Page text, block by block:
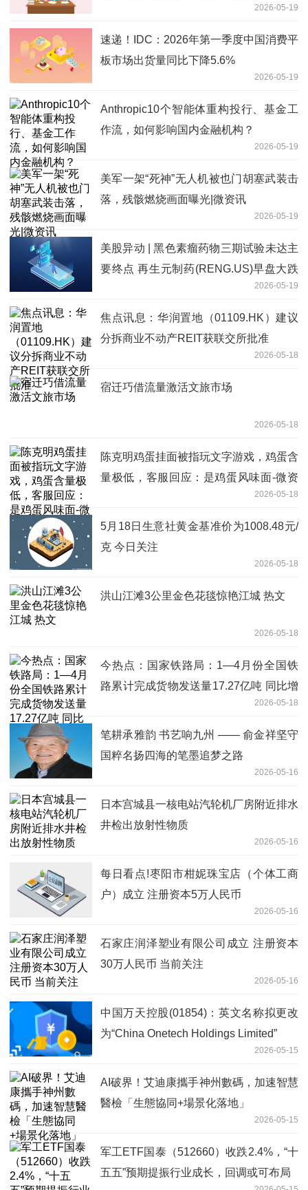
2026-05-19
速递！IDC：2026年第一季度中国消费平
板市场出货量同比下降5.6%
2026-05-19
Anthropic10个智能体重构投行、基金工
作流，如何影响国内金融机构？
2026-05-19
美军一架“死神”无人机被也门胡塞武装击
落，残骸燃烧画面曝光|微资讯
2026-05-19
美股异动 | 黑色素瘤药物三期试验未达主
要终点 再生元制药(RENG.US)早盘大跌
2026-05-19
焦点讯息：华润置地（01109.HK）建议
分拆商业不动产REIT获联交所批准
2026-05-18
宿迁巧借流量激活文旅市场
2026-05-18
陈克明鸡蛋挂面被指玩文字游戏，鸡蛋含
量极低，客服回应：是鸡蛋风味面-微资
2026-05-18
5月18日生意社黄金基准价为1008.48元/
克 今日关注
2026-05-18
洪山江滩3公里金色花毯惊艳江城 热文
2026-05-18
今热点：国家铁路局：1—4月份全国铁
路累计完成货物发送量17.27亿吨 同比增
2026-05-18
笔耕承雅韵 书艺响九州 —— 俞金祥坚守
国粹名扬四海的笔墨追梦之路
2026-05-16
日本宫城县一核电站汽轮机厂房附近排水
井检出放射性物质
2026-05-16
每日看点!枣阳市柑妮珠宝店（个体工商
户）成立 注册资本5万人民币
2026-05-16
石家庄润泽塑业有限公司成立 注册资本
30万人民币 当前关注
2026-05-16
中国万天控股(01854)：英文名称拟更改
为“China Onetech Holdings Limited”
2026-05-15
AI破界！艾迪康攜手神州數碼，加速智慧
醫檢「生態協同+場景化落地」
2026-05-15
军工ETF国泰（512660）收跌2.4%，“十
五五”预期提振行业成长，回调或可布局